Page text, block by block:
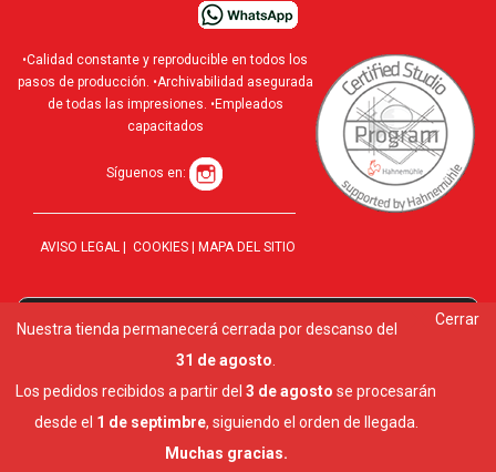
•Calidad constante y reproducible en todos los
pasos de producción. •Archivabilidad asegurada
de todas las impresiones. •Empleados
capacitados
Síguenos en:
AVISO LEGAL | COOKIES | MAPA DEL SITIO
Cerrar
Nuestra tienda permanecerá cerrada por descanso del
31 de agosto
Los pedidos recibidos a partir del 3 de agosto se procesarán
desde el 1 de septimbre, siguiendo el orden de llegada.
Muchas gracias.
Utilizamos cookies para ofrecerte la mejor experiencia en
Puedes aprender más sobre qué cookies utilizamos o
desactivarlas en los ajustes.
Aceptar Ajustes Cerrar el banner de cookies RGPD